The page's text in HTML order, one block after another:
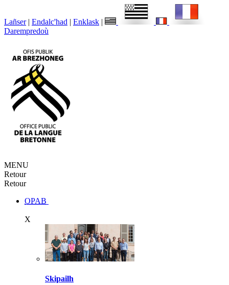
Lañser | Endalc'had | Enklask |
Darempredoù
MENU
Retour
Retour
OPAB
X
Skipailh